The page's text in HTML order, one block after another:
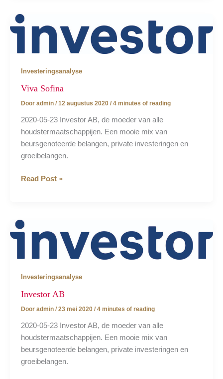
Investeringsanalyse
Viva Sofina
Door admin / 12 augustus 2020 / 4 minutes of reading
2020-05-23 Investor AB, de moeder van alle
houdstermaatschappijen. Een mooie mix van
beursgenoteerde belangen, private investeringen en
groeibelangen.
Viva
Read Post »
Investeringsanalyse
Investor AB
Door admin / 23 mei 2020 / 4 minutes of reading
2020-05-23 Investor AB, de moeder van alle
houdstermaatschappijen. Een mooie mix van
beursgenoteerde belangen, private investeringen en
groeibelangen.